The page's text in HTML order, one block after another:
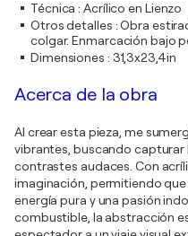
Técnica :Acrílico en Lienzo
Otros detalles :Obra
colgar. Enmarcación bajo
Dimensiones : 31,3x23,4in
Acerca de la obra
Al crear esta pieza, me
vibrantes, buscando capturar
contrastes audaces. Con
imaginación, permitiendo
energía pura y una pasión
combustible, la abstracción